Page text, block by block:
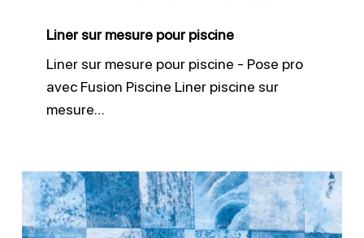
Liner sur mesure pour piscine
Liner sur mesure pour piscine - Pose pro
avec Fusion Piscine Liner piscine sur
mesure…
Pose
membrane